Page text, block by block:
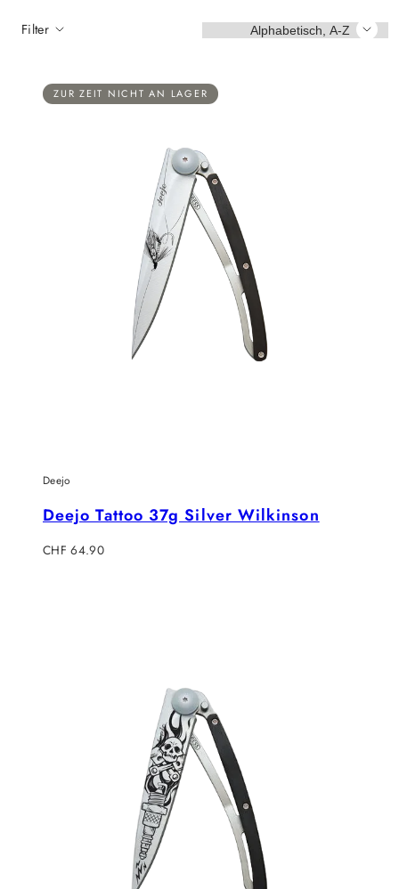
Filter Sortieren
ZUR ZEIT NICHT AN LAGER
Deejo
Deejo Tattoo 37g Silver Wilkinson
Regulärer
CHF 64.90